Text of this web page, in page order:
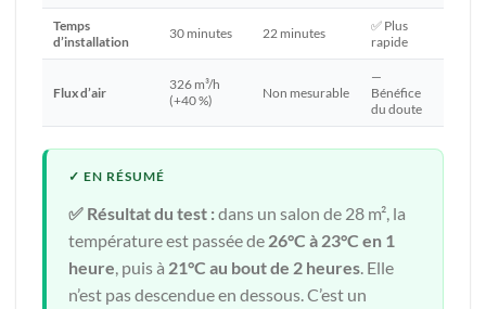
Temps
d’installation
30 minutes 22 minutes
✅ Plus
rapide
Flux d’air
326 m³/h
(+40 %)
Non mesurable
—
Bénéfice
du doute
✅ Résultat du test :dans un salon de 28 m², la
température est passée de 26°C à 23°C en 1
heure , puis à 21°C au bout de 2 heures . Elle
n’est pas descendue en dessous. C’est un